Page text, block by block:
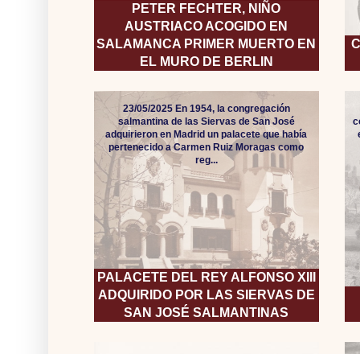
PETER FECHTER, NIÑO
AUSTRIACO ACOGIDO EN
SALAMANCA PRIMER MUERTO EN
EL MURO DE BERLIN
PALACETE DEL REY ALFONSO XIII
ADQUIRIDO POR LAS SIERVAS DE
SAN JOSÉ SALMANTINAS
23/05/2025 En 1954, la congregación
salmantina de las Siervas de San José
adquirieron en Madrid un palacete que había
pertenecido a Carmen Ruiz Moragas como
reg...